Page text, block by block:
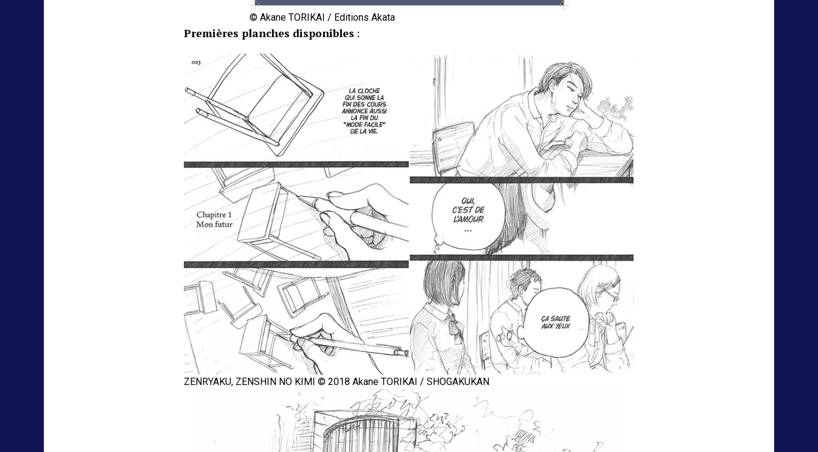
© Akane TORIKAI / Editions Akata
Premières planches disponibles :
ZENRYAKU, ZENSHIN NO KIMI © 2018 Akane TORIKAI / SHOGAKUKAN